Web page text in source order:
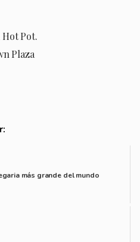
Hot Pot.
Plaza
más grande del mundo